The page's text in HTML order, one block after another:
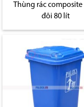
Thùng rác composite
đôi 80 lít